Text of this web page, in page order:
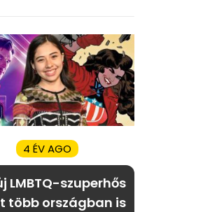
4 ÉV AGO
LMBTQ-szuperhős
több országban is